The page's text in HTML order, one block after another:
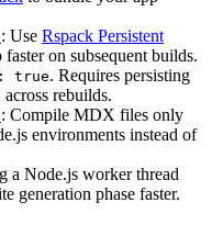
: Use Rspack Persistent
on subsequent builds.
true. Requires persisting
across rebuilds.
: Compile MDX files only
environments instead of
a Node.js worker thread
generation phase faster.